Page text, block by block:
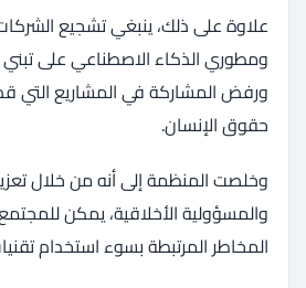
علاوة على ذلك، ينبغي تشجيع
ومطوري الذكاء الاصطناعي على تبني
ورفض المشاركة في المشاريع التي
حقوق الإنسان.
وخلصت المنظمة إلى أنه من خلال
والمسؤولية الأخلاقية، يمكن
المخاطر المرتبطة بسوء استخدام